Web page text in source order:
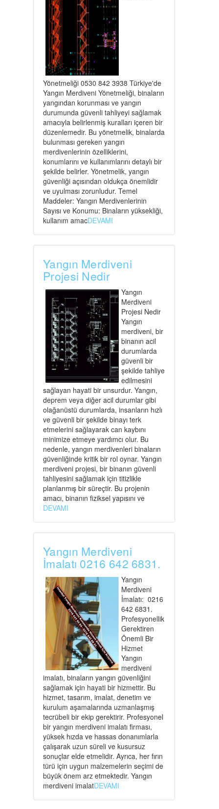
Yönetmeliği 0530 842 3938 Türkiye'de
Yangın Merdiveni Yönetmeliği, binaların
yangından korunması ve yangın
durumunda güvenli tahliyeyi sağlamak
amacıyla belirlenmiş kuralları içeren bir
düzenlemedir. Bu yönetmelik, binalarda
bulunması gereken yangın
merdivenlerinin özelliklerini,
konumlarını ve kullanımlarını detaylı bir
şekilde belirler. Yönetmelik, yangın
güvenliği açısından oldukça önemlidir
ve uyulması zorunludur. Temel
Maddeler: Yangın Merdivenlerinin
Sayısı ve Konumu: Binaların yüksekliği,
kullanım amacDEVAMI
Yangın Merdiveni
Projesi Nedir
Yangın
Merdiveni
Projesi Nedir
Yangın
merdiveni, bir
binanın acil
durumlarda
güvenli bir
şekilde tahliye
edilmesini
sağlayan hayati bir unsurdur. Yangın,
deprem veya diğer acil durumlar gibi
olağanüstü durumlarda, insanların hızlı
ve güvenli bir şekilde binayı terk
etmelerini sağlayarak can kaybını
minimize etmeye yardımcı olur. Bu
nedenle, yangın merdivenleri binaların
güvenliğinde kritik bir rol oynar. Yangın
merdiveni projesi, bir binanın güvenli
tahliyesini sağlamak için titizlikle
planlanmış bir süreçtir. Bu projenin
amacı, binanın fiziksel yapısını ve
DEVAMI
Yangın Merdiveni
İmalatı 0216 642 6831.
Yangın
Merdiveni
İmalatı: 0216
642 6831.
Profesyonellik
Gerektiren
Önemli Bir
Hizmet
Yangın
merdiveni
imalatı, binaların yangın güvenliğini
sağlamak için hayati bir hizmettir. Bu
hizmet, tasarım, imalat, denetim ve
kurulum aşamalarında uzmanlaşmış
tecrübeli bir ekip gerektirir. Profesyonel
bir yangın merdiveni imalatı firması,
yüksek hızda ve hassas donanımlarla
çalışarak uzun süreli ve kusursuz
sonuçlar elde etmelidir. Ayrıca, her fırın
türü için uygun malzemelerin seçimi de
büyük önem arz etmektedir. Yangın
merdiveni imalatDEVAMI